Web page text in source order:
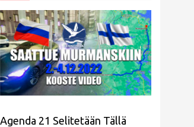
Agenda 21 Selitetään Tällä